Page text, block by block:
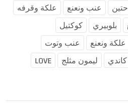
عنب ونعنع
علكة وقرفه
بلوبيري
كوكتيل
علكة ونعنع
عنب وتوت
كاندي ليمون مثلج
LOVE